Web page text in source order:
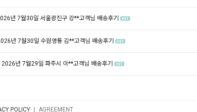
년 7월30일 서울광진구 강**고객님 배송후기
년 7월30일 수원영통 김**고객님 배송후기
2026년 7월29일 파주시 이**고객님 배송후기
POLICY AGREEMENT